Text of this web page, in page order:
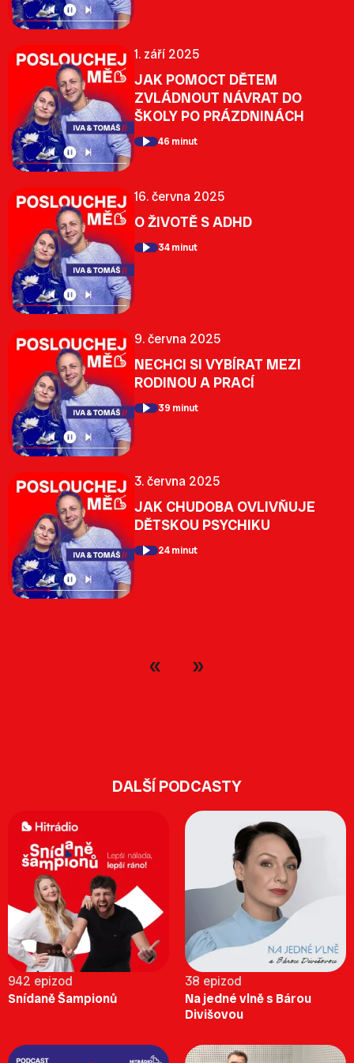
1. září 2025
JAK POMOCT DĚTEM
ZVLÁDNOUT NÁVRAT DO
ŠKOLY PO PRÁZDNINÁCH
46 minut
16. června 2025
O ŽIVOTĚ S ADHD
34 minut
9. června 2025
NECHCI SI VYBÍRAT MEZI
RODINOU A PRACÍ
39 minut
3. června 2025
JAK CHUDOBA OVLIVŇUJE
DĚTSKOU PSYCHIKU
24 minut
DALŠÍ PODCASTY
942 epizod
Snídaně Šampionů
38 epizod
Na jedné vlně s Bárou
Divišovou